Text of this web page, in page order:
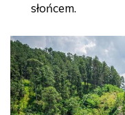
słońcem.